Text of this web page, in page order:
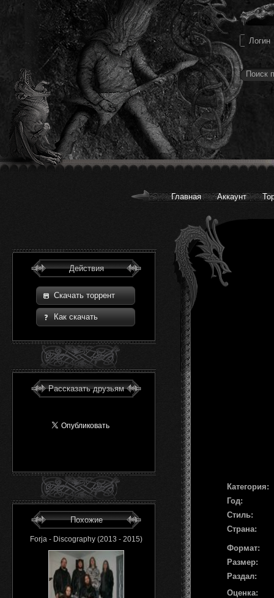
Главная Аккаунт
Действия
Скачать торрент
Как скачать
Рассказать друзьям
Похожие
Forja - Discography (2013 - 2015)
Категория:
Год:
Стиль:
Страна:
Формат:
Размер:
Раздал:
Оценка: